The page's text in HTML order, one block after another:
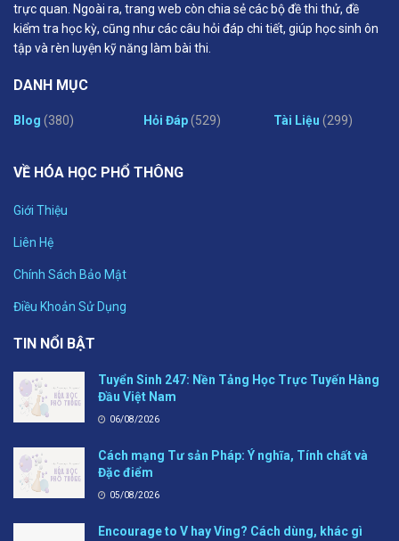
trực quan. Ngoài ra, trang web còn chia sẻ các bộ đề thi thử, đề
kiểm tra học kỳ, cũng như các câu hỏi đáp chi tiết, giúp học sinh ôn
tập và rèn luyện kỹ năng làm bài thi.
DANH MỤC
Blog (380) Hỏi Đáp(529) Tài Liệu (299)
VỀ HÓA HỌC PHỔ THÔNG
Giới Thiệu
Liên Hệ
Chính Sách Bảo Mật
Điều Khoản Sử Dụng
TIN NỔI BẬT
Tuyển Sinh 247: Nền Tảng Học Trực Tuyến Hàng
Đầu Việt Nam
06/08/2026
Cách mạng Tư sản Pháp: Ý nghĩa, Tính chất và
Đặc điểm
05/08/2026
Encourage to V hay Ving? Cách dùng, khác gì